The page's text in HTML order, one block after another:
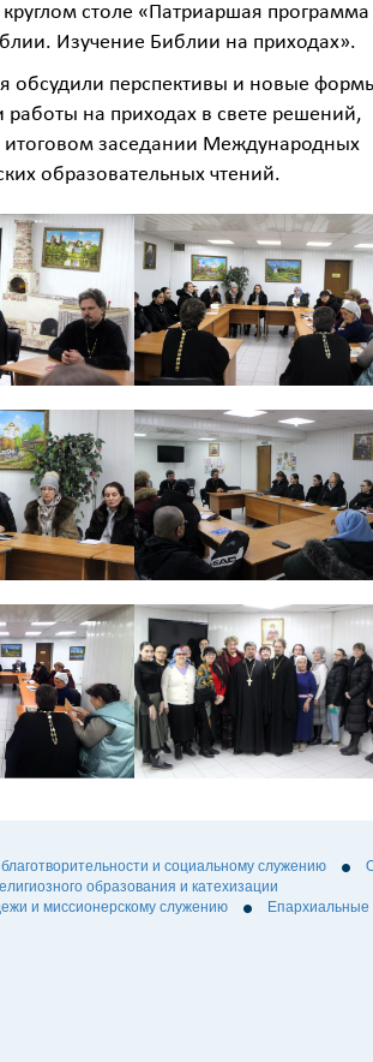
столе «Патриаршая программа
Изучение Библии на приходах».
обсудили перспективы и новые
работы на приходах в свете решений,
итоговом заседании Международных
образовательных чтений.
и социальному служению
образования и катехизации
и миссионерскому служению